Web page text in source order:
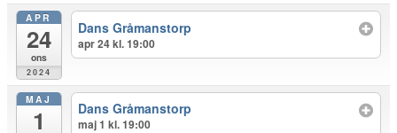
APR
24
ons
2024
Dans Gråmanstorp
apr 24 kl. 19:00
MAJ
1 Dans Gråmanstorp
maj 1 kl. 19:00